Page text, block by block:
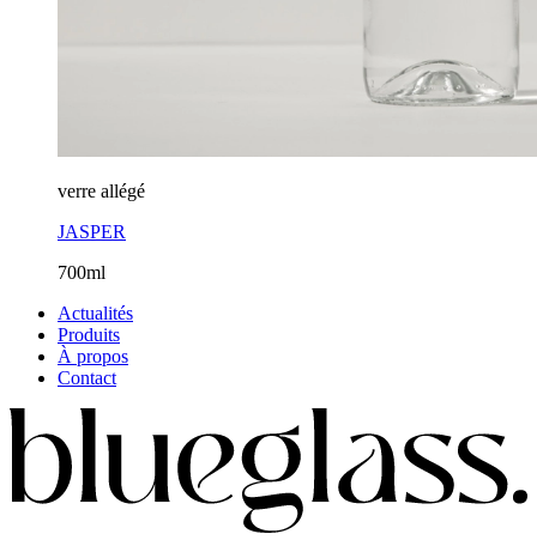
verre allégé
JASPER
700ml
Actualités
Produits
À propos
Contact